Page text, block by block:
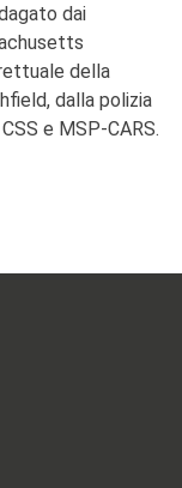
dai
della
dalla polizia
e MSP-CARS.